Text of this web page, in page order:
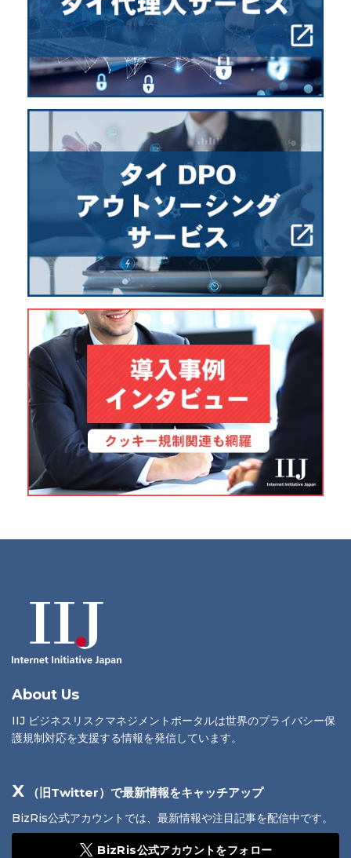
About Us
IIJ ビジネスリスクマネジメントポータルは世界のプライバシー保
護規制対応を支援する情報を発信しています。
X （旧Twitter）で最新情報をキャッチアップ
BizRis公式アカウントでは、最新情報や注目記事を配信中です。
BizRis公式アカウントをフォロー